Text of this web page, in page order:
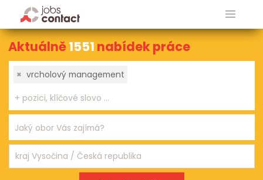
Aktuálně1551 nabídek práce
× vrcholový management